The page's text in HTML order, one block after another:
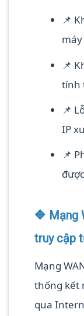
📌
📌
tính
📌
IP
📌
🔷 Mạng
truy cập
Mạng
thống kết
qua